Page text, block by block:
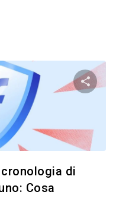
di
Cosa